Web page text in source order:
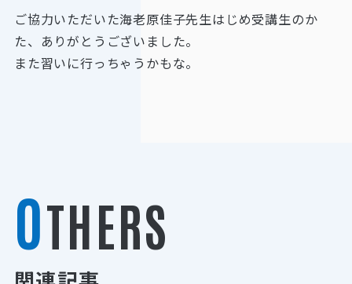
ご協力いただいた海老原佳子先生はじめ受講生のか
た、ありがとうございました。
また習いに行っちゃうかもな。
OTHERS